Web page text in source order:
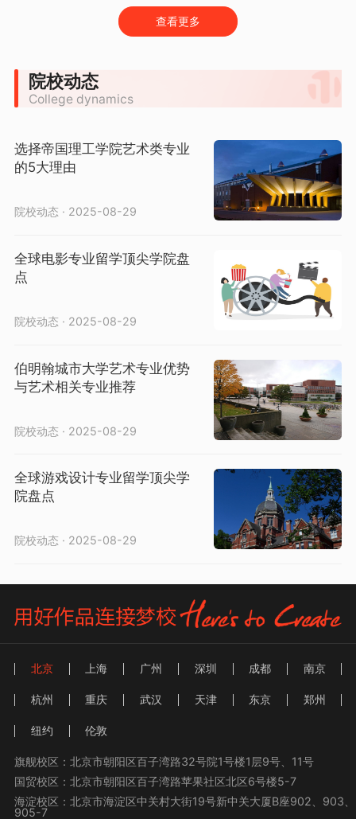
查看更多
院校动态
College dynamics
选择帝国理工学院艺术类专业
的5大理由
院校动态 · 2025-08-29
全球电影专业留学顶尖学院盘
点
院校动态 · 2025-08-29
伯明翰城市大学艺术专业优势
与艺术相关专业推荐
院校动态 · 2025-08-29
全球游戏设计专业留学顶尖学
院盘点
院校动态 · 2025-08-29
北京 上海 广州 深圳 成都 南京
杭州 重庆 武汉 天津 东京 郑州
纽约 伦敦
旗舰校区：北京市朝阳区百子湾路32号院1号楼1层9号、11号
国贸校区：北京市朝阳区百子湾路苹果社区北区6号楼5-7
海淀校区：北京市海淀区中关村大街19号新中关大厦B座902、903、
905-7